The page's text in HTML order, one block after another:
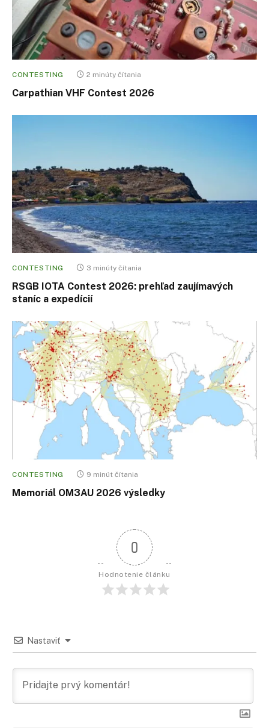
CONTESTING 2 minúty čítania
Carpathian VHF Contest 2026
CONTESTING 3 minúty čítania
RSGB IOTA Contest 2026: prehľad zaujímavých
staníc a expedícií
CONTESTING 9 minút čítania
Memoriál OM3AU 2026 výsledky
0
Hodnotenie článku
Nastaviť